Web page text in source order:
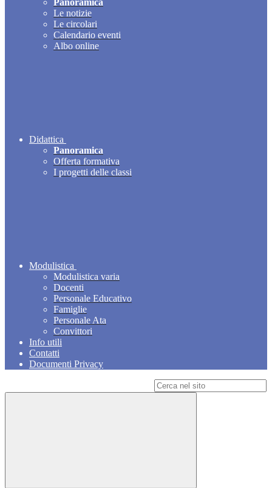
Panoramica
Le notizie
Le circolari
Calendario eventi
Albo online
Didattica
Panoramica
Offerta formativa
I progetti delle classi
Modulistica
Modulistica varia
Docenti
Personale Educativo
Famiglie
Personale Ata
Convittori
Info utili
Contatti
Documenti Privacy